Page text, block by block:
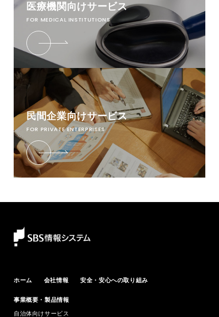
医療機関向けサービス
FOR MEDICAL INSTITUTIONS
民間企業向けサービス
FOR PRIVATE ENTERPRISES
ホーム 会社情報 安全・安心への取り組み
事業概要・製品情報
自治体向けサービス